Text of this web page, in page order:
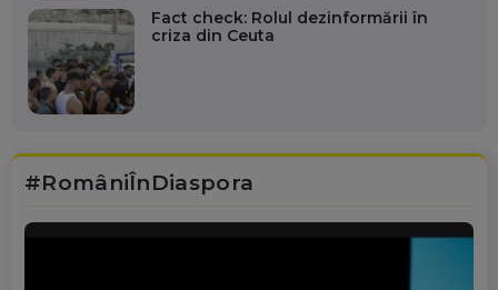
Fact check: Rolul dezinformării în
criza din Ceuta
#RomâniÎnDiaspora